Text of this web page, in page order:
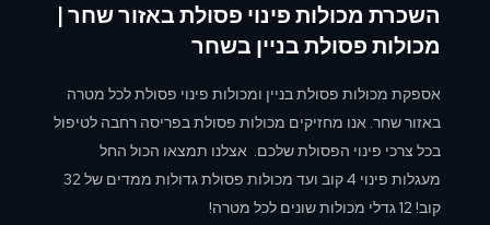
השכרת מכולות פינוי פסולת באזור שחר |
מכולות פסולת בניין בשחר
אספקת מכולות פסולת בניין ומכולות פינוי פסולת לכל מטרה
באזור שחר. אנו מחזיקים מכולות פסולת בפריסה רחבה לטיפול
בכל צרכי פינוי הפסולת שלכם. אצלנו תמצאו הכול החל
מעגלות פינוי 4 קוב ועד מכולות פסולת גדולות ממדים של 32
קוב! 12 גדלי מכולות שונים לכל מטרה!